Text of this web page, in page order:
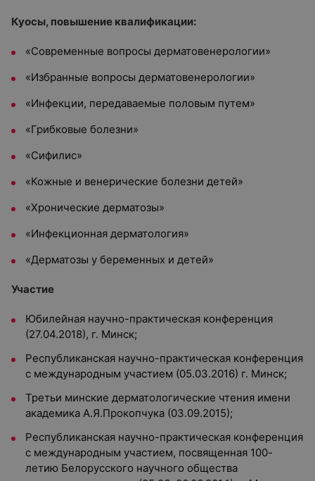
Куосы, повышение квалификации:
«Современные вопросы дерматовенерологии»
«Избранные вопросы дерматовенерологии»
«Инфекции, передаваемые половым путем»
«Грибковые болезни»
«Сифилис»
«Кожные и венерические болезни детей»
«Хронические дерматозы»
«Инфекционная дерматология»
«Дерматозы у беременных и детей»
Участие
Юбилейная научно-практическая конференция
(27.04.2018), г. Минск;
Республиканская научно-практическая конференция
с международным участием (05.03.2016) г. Минск;
Третьи минские дерматологические чтения имени
академика А.Я.Прокопчука (03.09.2015);
Республиканская научно-практическая конференция
с международным участием, посвященная 100-
летию Белорусского научного общества